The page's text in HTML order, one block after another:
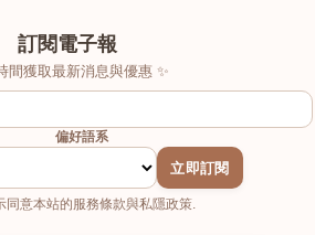
訂閱電子報
間獲取最新消息與優惠 ✨
偏好語系
立即訂閱
同意本站的服務條款與私隱政策.